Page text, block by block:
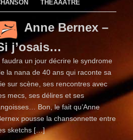
THÉÂÂÂTRE
Anne Bernex –
j’osais…
faudra un jour décrire le syndrome
la nana de 40 ans qui raconte sa
sur scène, ses rencontres avec
mecs, ses délires et ses
Bon, le fait qu’Anne
pousse la chansonnette entre
sketchs […]